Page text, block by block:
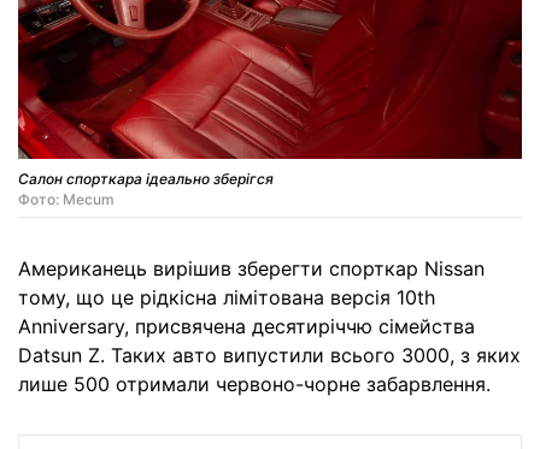
Салон спорткара ідеально зберігся
Фото: Mecum
Американець вирішив зберегти спорткар Nissan
тому, що це рідкісна лімітована версія 10th
Anniversary, присвячена десятиріччю сімейства
Datsun Z. Таких авто випустили всього 3000, з яких
лише 500 отримали червоно-чорне забарвлення.